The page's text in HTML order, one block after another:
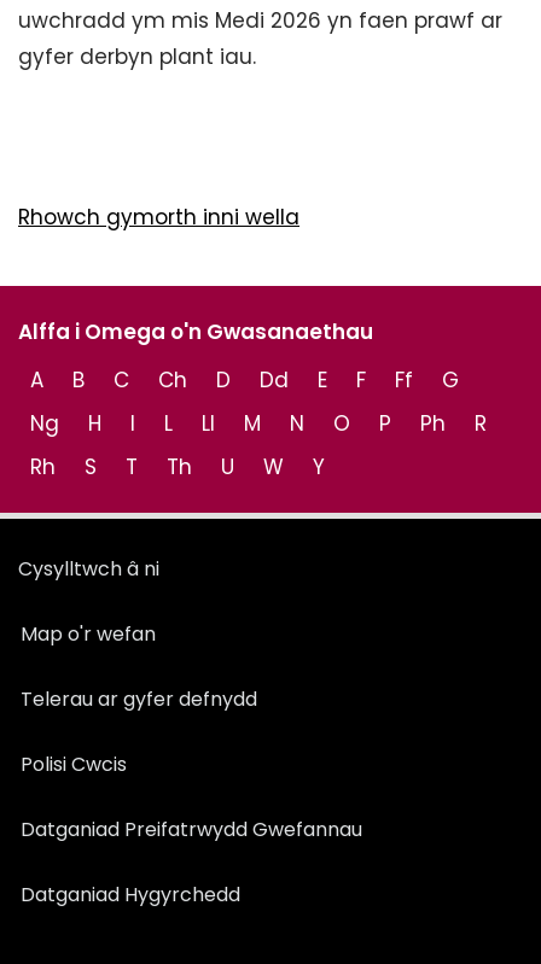
uwchradd ym mis Medi 2026 yn faen prawf ar
gyfer derbyn plant iau.
Rhowch gymorth inni wella
Alffa i Omega o'n Gwasanaethau
A
B C Ch D Dd E F Ff
G
Ng
H I L Ll M N O P Ph
R
Rh
S T Th U W Y
Cysylltwch â ni
Map o'r wefan
Telerau ar gyfer defnydd
Polisi Cwcis
Datganiad Preifatrwydd Gwefannau
Datganiad Hygyrchedd